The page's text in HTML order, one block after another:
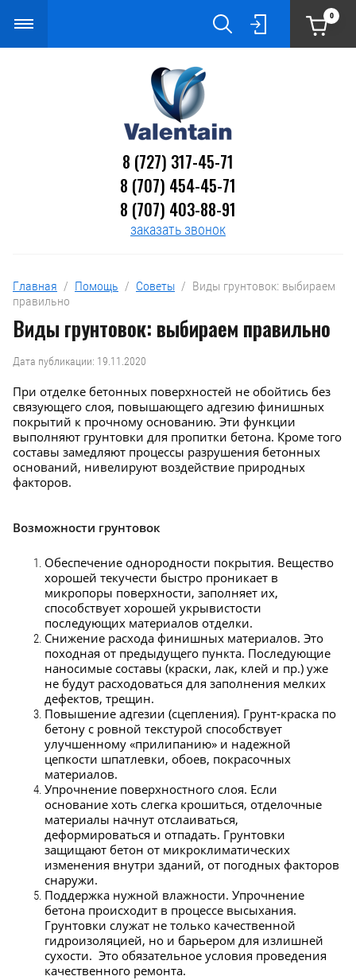
0
8 (727) 317-45-71
8 (707) 454-45-71
8 (707) 403-88-91
заказать звонок
Главная
  /
Помощь
  /
Советы
  /  Виды грунтовок: выбираем
правильно
Виды грунтовок: выбираем правильно
Дата публикации: 19.11.2020
При отделке бетонных поверхностей не обойтись без
связующего слоя, повышающего адгезию финишных
покрытий к прочному основанию. Эти функции
выполняют грунтовки для пропитки бетона. Кроме того
составы замедляют процессы разрушения бетонных
оснований, нивелируют воздействие природных
факторов.
Возможности грунтовок
Обеспечение однородности покрытия. Вещество
хорошей текучести быстро проникает в
микропоры поверхности, заполняет их,
способствует хорошей укрывистости
последующих материалов отделки.
Снижение расхода финишных материалов. Это
походная от предыдущего пункта. Последующие
наносимые составы (краски, лак, клей и пр.) уже
не будут расходоваться для заполнения мелких
дефектов, трещин.
Повышение адгезии (сцепления). Грунт-краска по
бетону с ровной текстурой способствует
улучшенному «прилипанию» и надежной
цепкости шпатлевки, обоев, покрасочных
материалов.
Упрочнение поверхностного слоя. Если
основание хоть слегка крошиться, отделочные
материалы начнут отслаиваться,
деформироваться и отпадать. Грунтовки
защищают бетон от микроклиматических
изменения внутри зданий, от погодных факторов
снаружи.
Поддержка нужной влажности. Упрочнение
бетона происходит в процессе высыхания.
Грунтовки служат не только качественной
гидроизоляцией, но и барьером для излишней
сухости. Это обязательное условия проведения
качественного ремонта.